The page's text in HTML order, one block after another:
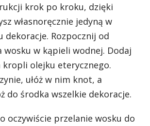
krok po kroku, dzięki
własnoręcznie jedyną w
dekoracje. Rozpocznij od
wosku w kąpieli wodnej. Dodaj
kropli olejku eterycznego.
ułóż w nim knot, a
do środka wszelkie dekoracje.
oczywiście przelanie wosku do